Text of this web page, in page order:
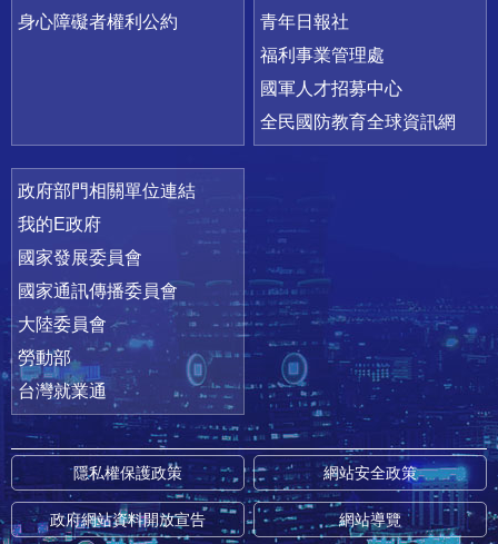
身心障礙者權利公約
青年日報社
福利事業管理處
國軍人才招募中心
全民國防教育全球資訊網
政府部門相關單位連結
我的E政府
國家發展委員會
國家通訊傳播委員會
大陸委員會
勞動部
台灣就業通
隱私權保護政策 網站安全政策
政府網站資料開放宣告 網站導覽